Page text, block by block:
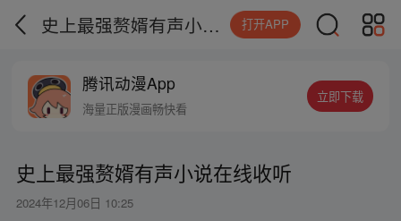
史上最强赘婿有声小说在线收听 打开APP
腾讯动漫App
海量正版漫画畅快看
立即下载
史上最强赘婿有声小说在线收听
2024年12月06日 10:25